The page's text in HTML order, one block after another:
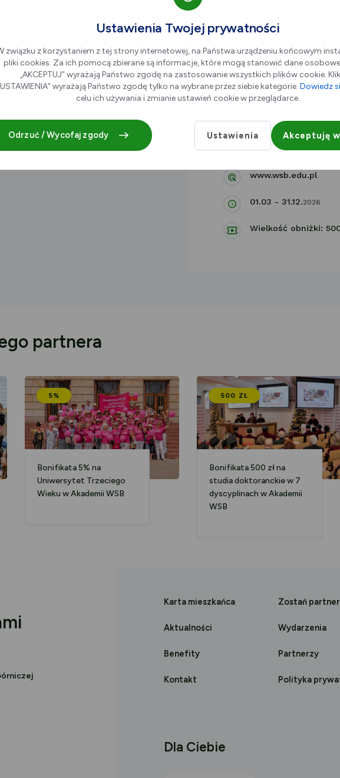
Akademia WSB
Cieplaka 1, 41-300
322959340
rektorat@wsb.edu.pl
www.wsb.edu.pl
01.03 - 31.12.2026
Wielkość obniżki:
partnera
5%
Bonifikata 5% na
Uniwersytet Trzeciego
Wieku w Akademii WSB
500 ZŁ
Bonifikata 500 zł na
studia doktoranckie w 7
dyscyplinach w Akademii
WSB
Karta mieszkańca Zostań
Aktualności Wydarzenia
Benefity Partnerzy
Kontakt Polityka
Dla Ciebie
Ustawienia Twojej prywatności
związku z korzystaniem z tej strony internetowej, na Państwa urządzeniu końcowym
pliki cookies. Za ich pomocą zbierane są informacje, które mogą stanowić dane
„AKCEPTUJ” wyrażają Państwo zgodę na zastosowanie wszystkich plików cookie.
wyrażają Państwo zgodę tylko na wybrane przez siebie kategorie. Dowiedz
celu ich używania i zmianie ustawień cookie w przeglądarce.
Odrzuć / Wycofaj zgody Ustawienia Akceptuję